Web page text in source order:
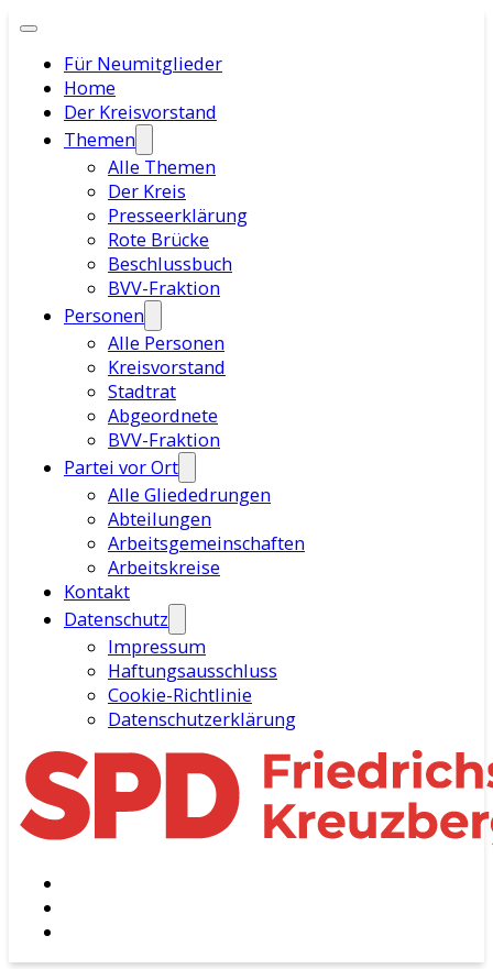
Für Neumitglieder
Home
Der Kreisvorstand
Themen
Alle Themen
Der Kreis
Presseerklärung
Rote Brücke
Beschlussbuch
BVV-Fraktion
Personen
Alle Personen
Kreisvorstand
Stadtrat
Abgeordnete
BVV-Fraktion
Partei vor Ort
Alle Gliededrungen
Abteilungen
Arbeitsgemeinschaften
Arbeitskreise
Kontakt
Datenschutz
Impressum
Haftungsausschluss
Cookie-Richtlinie
Datenschutzerklärung